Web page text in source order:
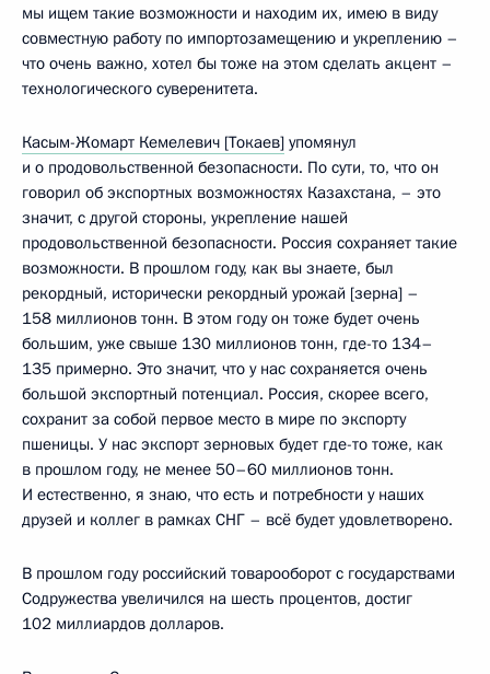
мы ищем такие возможности и находим их, имею в виду
совместную работу по импортозамещению и укреплению –
что очень важно, хотел бы тоже на этом сделать акцент –
технологического суверенитета.
Касым-Жомарт Кемелевич [Токаев] упомянул
и о продовольственной безопасности. По сути, то, что он
говорил об экспортных возможностях Казахстана, – это
значит, с другой стороны, укрепление нашей
продовольственной безопасности. Россия сохраняет такие
возможности. В прошлом году, как вы знаете, был
рекордный, исторически рекордный урожай [зерна] –
158 миллионов тонн. В этом году он тоже будет очень
большим, уже свыше 130 миллионов тонн, где-то 134–
135 примерно. Это значит, что у нас сохраняется очень
большой экспортный потенциал. Россия, скорее всего,
сохранит за собой первое место в мире по экспорту
пшеницы. У нас экспорт зерновых будет где-то тоже, как
в прошлом году, не менее 50–60 миллионов тонн.
И естественно, я знаю, что есть и потребности у наших
друзей и коллег в рамках СНГ – всё будет удовлетворено.
В прошлом году российский товарооборот с государствами
Содружества увеличился на шесть процентов, достиг
102 миллиардов долларов.